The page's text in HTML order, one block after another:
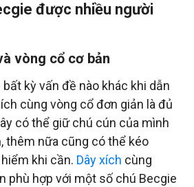
được nhiều người
vòng cổ cơ bản
kỳ vấn đề nào khác khi dẫn
cùng vòng cổ đơn giản là đủ
có thể giữ chú cún của mình
thêm nữa cũng có thể kéo
khi cần. Dây xích cùng
phù hợp với một số chú Becgie